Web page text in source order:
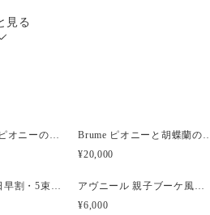
ちてしまうことがございます。あら
見る
Côte 胡蝶蘭とピオニーのキャスケードブーケ｜ピンク×ホワイト
Brume ピオニーと胡蝶蘭の
¥20,000
3/31まで母の日早割・5束限定 ローズのアーティフィシャルフラワーブーケ Bonheur Rosé（ボヌール・ロゼ）
アヴニール 親子ブーケ風ガラスボトル アーティフィシャルフラワー
¥6,000